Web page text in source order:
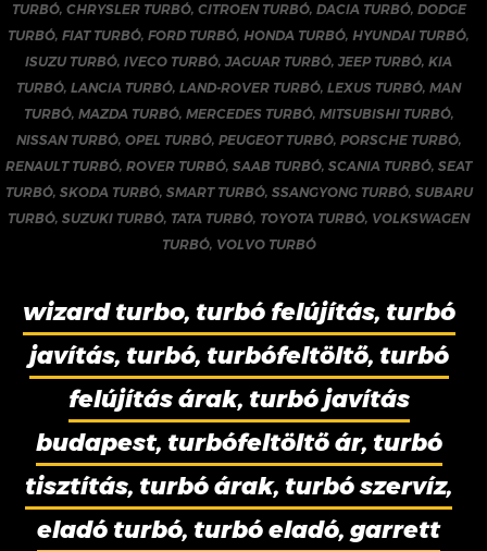
TURBÓ, CHRYSLER TURBÓ, CITROEN TURBÓ, DACIA TURBÓ, DODGE
TURBÓ,FIAT TURBÓ,FORD TURBÓ, HONDA TURBÓ, HYUNDAI TURBÓ,
ISUZU TURBÓ,IVECO TURBÓ,JAGUAR TURBÓ,JEEP TURBÓ,KIA
TURBÓ,LANCIA TURBÓ,LAND-ROVER TURBÓ,LEXUS TURBÓ,MAN
TURBÓ, MAZDA TURBÓ, MERCEDES TURBÓ, MITSUBISHI TURBÓ,
NISSAN TURBÓ, OPEL TURBÓ, PEUGEOT TURBÓ, PORSCHE TURBÓ,
RENAULT TURBÓ,ROVER TURBÓ,SAAB TURBÓ,SCANIA TURBÓ,SEAT
TURBÓ, SKODA TURBÓ, SMART TURBÓ, SSANGYONG TURBÓ, SUBARU
TURBÓ,SUZUKI TURBÓ, TATA TURBÓ, TOYOTA TURBÓ, VOLKSWAGEN
TURBÓ, VOLVO TURBÓ
wizard turbo, turbó felújítás, turbó
javítás, turbó, turbófeltöltő, turbó
felújítás árak, turbó javítás
budapest, turbófeltöltő ár, turbó
tisztítás, turbó árak, turbó szervíz,
eladó turbó, turbó eladó, garrett